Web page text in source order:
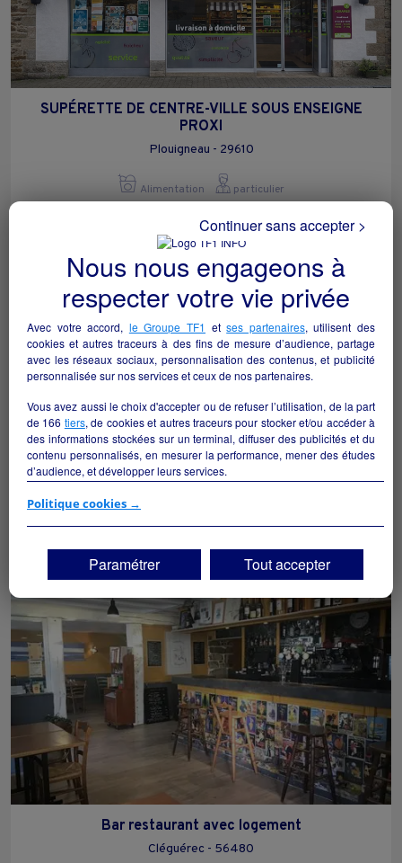
SUPÉRETTE DE CENTRE-VILLE SOUS ENSEIGNE
PROXI
Plouigneau - 29610
Alimentation particulier
Boulangerie - Pâtisserie
Bar restaurant avec logement
Cléguérec - 56480
Nous nous engageons à
respecter votre vie privée
Avec votre accord, le Groupe TF1 etses partenaires, utilisent des
cookies et autres traceurs à des fins de mesure d’audience, partage
avec les réseaux sociaux, personnalisation des contenus, et publicité
personnalisée sur nos services et ceux de nos partenaires.
Vous avez aussi le choix d'accepter ou de refuser l’utilisation, de la part
de 166 tiers, de cookies et autres traceurs pour stocker et/ou accéder à
des informations stockées sur un terminal, diffuser des publicités et du
contenu personnalisés, en mesurer la performance, mener des études
d’audience, et développer leurs services.
Si vous continuez sans accepter, les fonctionnalités liées à la
vos centres d'intérêt. Seuls lescookies/traceurs techniquesseront
déposés et lus sur votre terminal.
Vous pouvez exprimer vos choix en cliquant sur "Tout accepter",
"Continuer sans accepter" ou "Paramétrer", et les modifier à tout
moment en cliquant sur le lien "Paramétrez vos choix" situé en bas de
page.
Politique cookies →
Paramétrer
Continuer sans accepter >
Tout accepter